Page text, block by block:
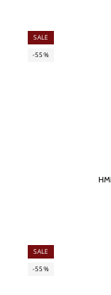
SALE
-55%
SALE
-55%